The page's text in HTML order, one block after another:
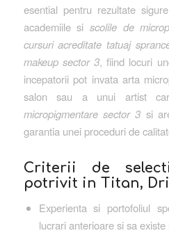
esential pentru rezultate
academiile si scolile de
cursuri acreditate tatuaj
makeup sector 3, fiind locuri
incepatorii pot invata arta
salon sau a unui artist
micropigmentare sector 3 si
garantia unei proceduri de
Criterii de
potrivit in Titan,
Experienta si portofoliul
lucrari anterioare si sa